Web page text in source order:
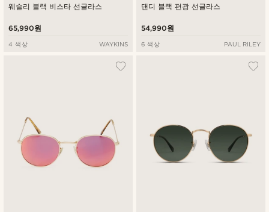
웨슬리 블랙 비스타 선글라스
65,990원
4 색상 WAYKINS
댄디 블랙 편광 선글라스
54,990원
6 색상 PAUL RILEY